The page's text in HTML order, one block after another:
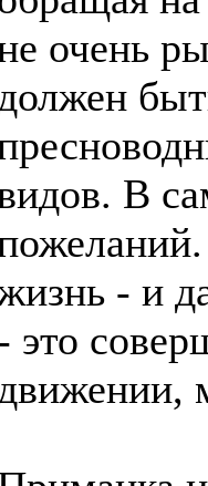
очень
В
- и
это